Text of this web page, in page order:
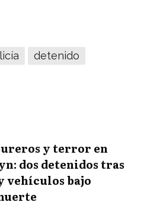
detenido
y terror en
dos detenidos tras
vehículos bajo